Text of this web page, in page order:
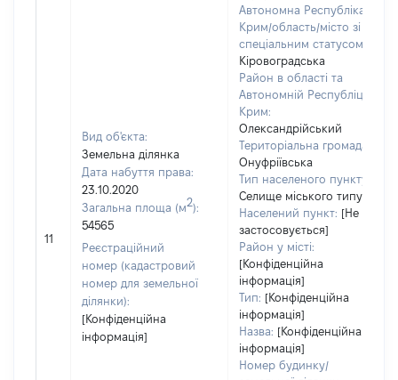
11
Вид об'єкта:
Земельна ділянка
Дата набуття права:
23.10.2020
Загальна площа (м2):
54565
Реєстраційний
номер (кадастровий
номер для земельної
ділянки):
[Конфіденційна
інформація]
Автономна Республіка
Крим/область/місто зі
спеціальним статусом:
Кіровоградська
Район в області та
Автономній Республіці
Крим:
Олександрійський
Територіальна громада:
Онуфріївська
Тип населеного пункту:
Селище міського типу
Населений пункт: [Не
застосовується]
Район у місті:
[Конфіденційна
інформація]
Тип: [Конфіденційна
інформація]
Назва: [Конфіденційна
інформація]
Номер будинку/